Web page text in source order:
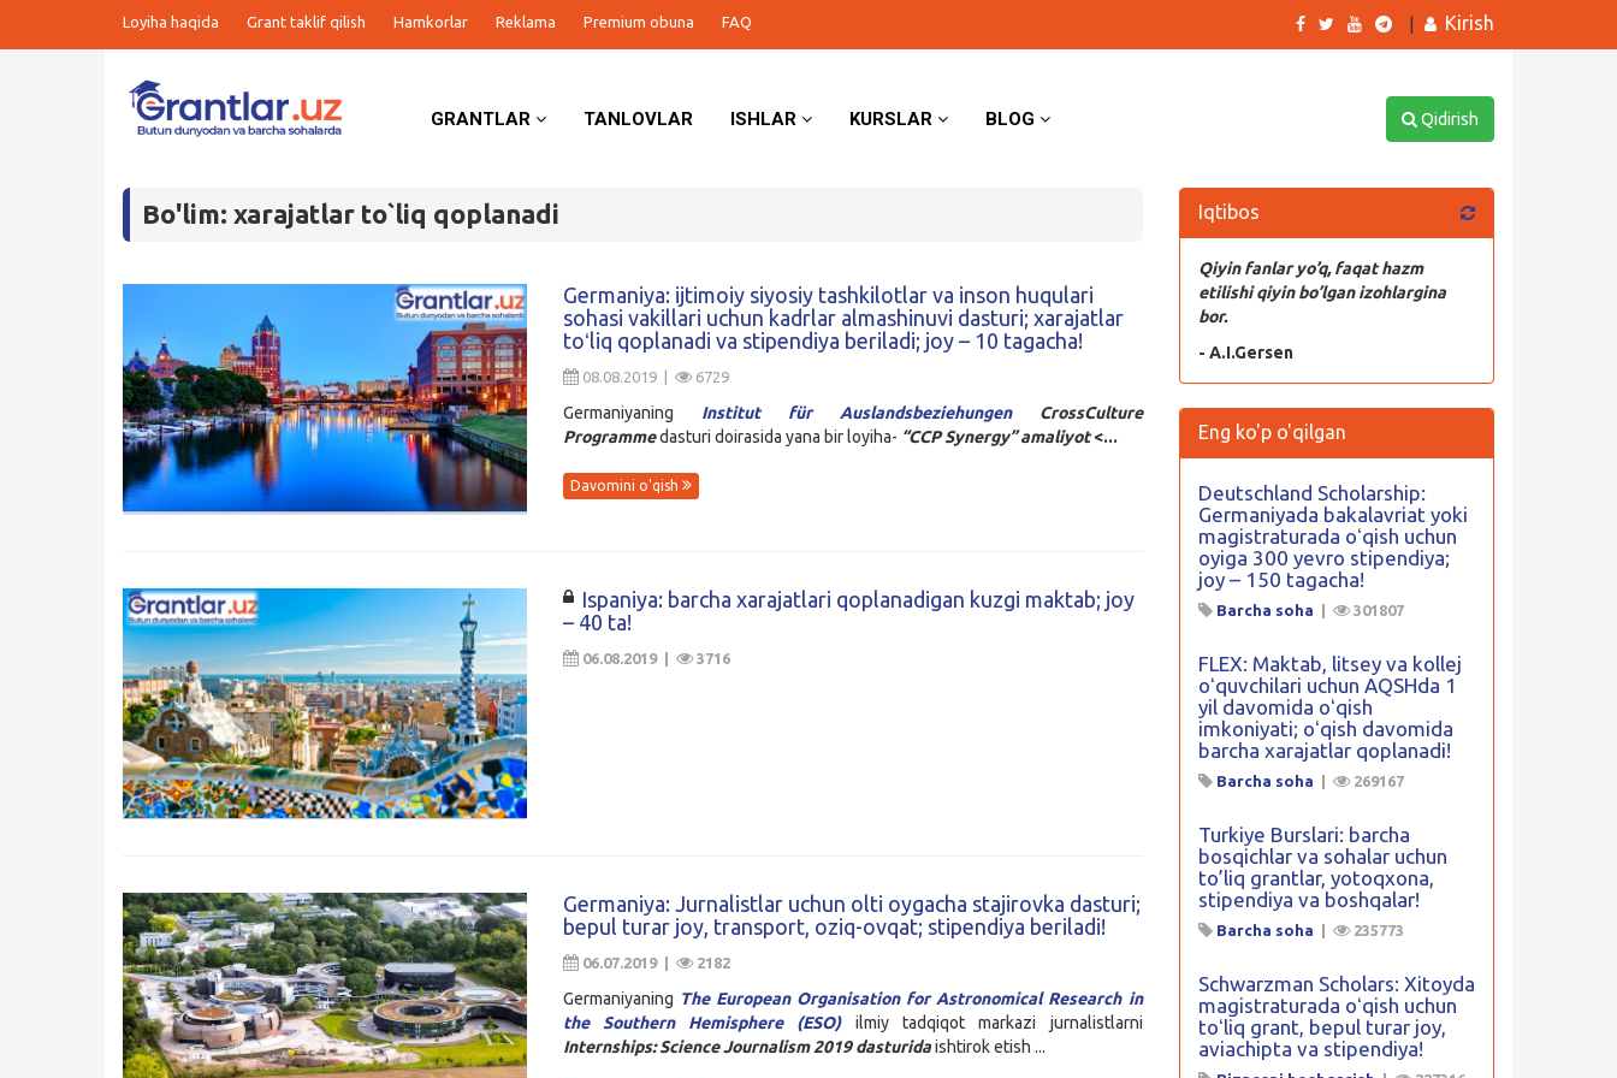
Loyiha haqida Grant taklif qilish Hamkorlar Reklama Premium obuna FAQ Kirish
GRANTLAR TANLOVLAR ISHLAR KURSLAR BLOG Qidirish
Bo'lim: xarajatlar to`liq qoplanadi
Germaniya: ijtimoiy siyosiy tashkilotlar va inson huqulari
sohasi vakillari uchun kadrlar almashinuvi dasturi; xarajatlar
toʻliq qoplanadi va stipendiya beriladi; joy – 10 tagacha!
08.08.2019 | 6729
Germaniyaning Institut für Auslandsbeziehungen
CrossCulture
Programmedasturi doirasida yana bir loyiha- “CCP Synergy” amaliyot<...
Davomini o'qish
Ispaniya: barcha xarajatlari qoplanadigan kuzgi maktab; joy
– 40 ta!
06.08.2019 | 3716
Germaniya: Jurnalistlar uchun olti oygacha stajirovka dasturi;
bepul turar joy, transport, oziq-ovqat; stipendiya beriladi!
06.07.2019 | 2182
Germaniyaning The European Organisation for Astronomical Research in
the Southern Hemisphere (ESO) ilmiy tadqiqot markazi jurnalistlarni
Internships: Science Journalism 2019 dasturidaishtirok etish ...
Iqtibos
Qiyin fanlar yo’q, faqat hazm
etilishi qiyin bo’lgan izohlargina
bor.
- A.I.Gersen
Eng ko'p o'qilgan
Deutschland Scholarship:
Germaniyada bakalavriat yoki
magistraturada oʻqish uchun
oyiga 300 yevro stipendiya;
joy – 150 tagacha!
Barcha soha 301807
FLEX: Maktab, litsey va kollej
oʻquvchilari uchun AQSHda 1
yil davomida oʻqish
imkoniyati; oʻqish davomida
barcha xarajatlar qoplanadi!
Barcha soha 269167
Turkiye Burslari: barcha
bosqichlar va sohalar uchun
to’liq grantlar, yotoqxona,
stipendiya va boshqalar!
Barcha soha 235773
Schwarzman Scholars: Xitoyda
magistraturada oʻqish uchun
toʻliq grant, bepul turar joy,
aviachipta va stipendiya!